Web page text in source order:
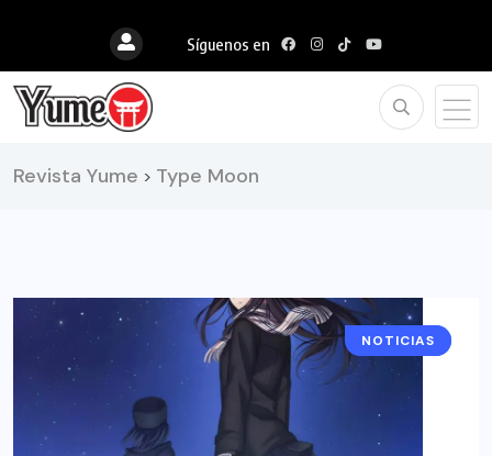
Síguenos en
Revista Yume > Type Moon
ANIME
NOTICIAS